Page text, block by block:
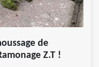
de
Z.T !